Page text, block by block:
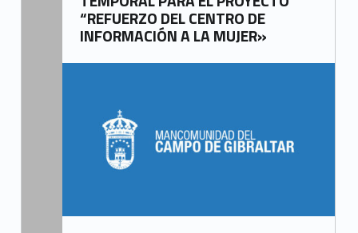
“REFUERZO DEL CENTRO DE
INFORMACIÓN A LA MUJER»